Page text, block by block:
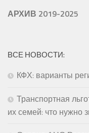
АРХИВ 2019-2025
ВСЕ НОВОСТИ:
КФХ: варианты
Транспортная
их семей: что нужно